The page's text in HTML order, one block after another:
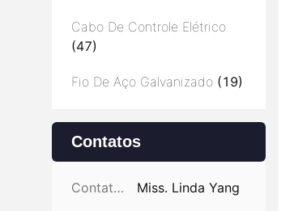
Cabo De Controle Elétrico
(47)
Fio De Aço Galvanizado (19)
Contatos
Contatos:
Miss. Linda Yang